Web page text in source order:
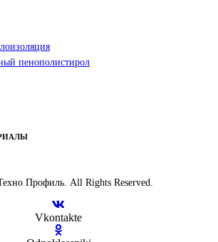
пенополистирол
Профиль. All Rights Reserved.
Vkontakte